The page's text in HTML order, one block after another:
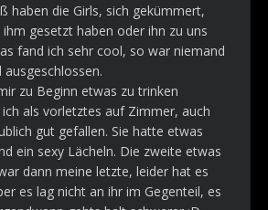
haben die Girls, sich gekümmert,
gesetzt haben oder ihn zu uns
fand ich sehr cool, so war niemand
zu Beginn etwas zu trinken
als vorletztes auf Zimmer, auch
gut gefallen. Sie hatte etwas
ein sexy Lächeln. Die zweite etwas
dann meine letzte, leider hat es
es lag nicht an ihr im Gegenteil, es